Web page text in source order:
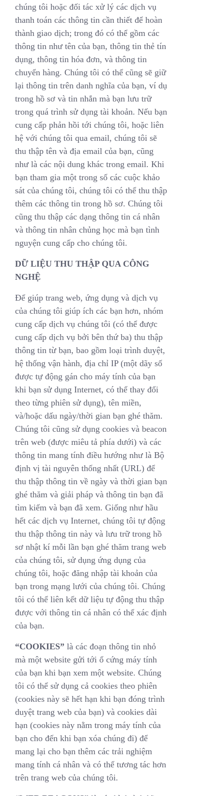
chúng tôi hoặc đối tác xử lý các dịch vụ
thanh toán các thông tin cần thiết để hoàn
thành giao dịch; trong đó có thể gồm các
thông tin như tên của bạn, thông tin thẻ tín
dụng, thông tin hóa đơn, và thông tin
chuyển hàng. Chúng tôi có thể cũng sẽ giữ
lại thông tin trên danh nghĩa của bạn, ví dụ
trong hồ sơ và tin nhắn mà bạn lưu trữ
trong quá trình sử dụng tài khoản. Nếu bạn
cung cấp phản hồi tới chúng tôi, hoặc liên
hệ với chúng tôi qua email, chúng tôi sẽ
thu thập tên và địa email của bạn, cũng
như là các nội dung khác trong email. Khi
bạn tham gia một trong số các cuộc khảo
sát của chúng tôi, chúng tôi có thể thu thập
thêm các thông tin trong hồ sơ. Chúng tôi
cũng thu thập các dạng thông tin cá nhân
và thông tin nhân chủng học mà bạn tình
nguyện cung cấp cho chúng tôi.
DỮ LIỆU THU THẬP QUA CÔNG
NGHỆ
Để giúp trang web, ứng dụng và dịch vụ
của chúng tôi giúp ích các bạn hơn, nhóm
cung cấp dịch vụ chúng tôi (có thể được
cung cấp dịch vụ bởi bên thứ ba) thu thập
thông tin từ bạn, bao gồm loại trình duyệt,
hệ thống vận hành, địa chỉ IP (một dãy số
được tự động gán cho máy tính của bạn
khi bạn sử dụng Internet, có thể thay đổi
theo từng phiên sử dụng), tên miền,
và/hoặc dấu ngày/thời gian bạn ghé thăm.
Chúng tôi cũng sử dụng cookies và beacon
trên web (được miêu tả phía dưới) và các
thông tin mang tính điều hướng như là Bộ
định vị tài nguyên thống nhất (URL) để
thu thập thông tin về ngày và thời gian bạn
ghé thăm và giải pháp và thông tin bạn đã
tìm kiếm và bạn đã xem. Giống như hầu
hết các dịch vụ Internet, chúng tôi tự động
thu thập thông tin này và lưu trữ trong hồ
sơ nhật kí mỗi lần bạn ghé thăm trang web
của chúng tôi, sử dụng ứng dụng của
chúng tôi, hoặc đăng nhập tài khoản của
bạn trong mạng lưới của chúng tôi. Chúng
tôi có thể liên kết dữ liệu tự động thu thập
được với thông tin cá nhân có thể xác định
của bạn.
“COOKIES” là các đoạn thông tin nhỏ
mà một website gửi tới ổ cứng máy tính
của bạn khi bạn xem một website. Chúng
tôi có thể sử dụng cả cookies theo phiên
(cookies này sẽ hết hạn khi bạn đóng trình
duyệt trang web của bạn) và cookies dài
hạn (cookies này nằm trong máy tính của
bạn cho đến khi bạn xóa chúng đi) để
mang lại cho bạn thêm các trải nghiệm
mang tính cá nhân và có thể tương tác hơn
trên trang web của chúng tôi.